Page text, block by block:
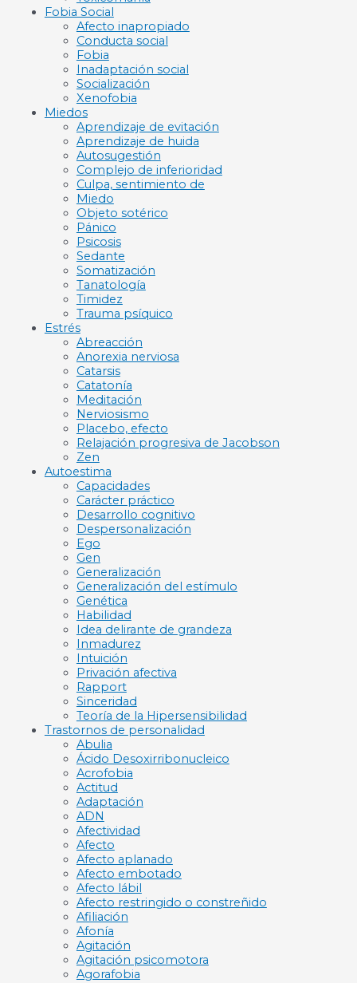
Fobia Social
Afecto inapropiado
Conducta social
Fobia
Inadaptación social
Socialización
Xenofobia
Miedos
Aprendizaje de evitación
Aprendizaje de huida
Autosugestión
Complejo de inferioridad
Culpa, sentimiento de
Miedo
Objeto sotérico
Pánico
Psicosis
Sedante
Somatización
Tanatología
Timidez
Trauma psíquico
Estrés
Abreacción
Anorexia nerviosa
Catarsis
Catatonía
Meditación
Nerviosismo
Placebo, efecto
Relajación progresiva de Jacobson
Zen
Autoestima
Capacidades
Carácter práctico
Desarrollo cognitivo
Despersonalización
Ego
Gen
Generalización
Generalización del estímulo
Genética
Habilidad
Idea delirante de grandeza
Inmadurez
Intuición
Privación afectiva
Rapport
Sinceridad
Teoría de la Hipersensibilidad
Trastornos de personalidad
Abulia
Ácido Desoxirribonucleico
Acrofobia
Actitud
Adaptación
ADN
Afectividad
Afecto
Afecto aplanado
Afecto embotado
Afecto lábil
Afecto restringido o constreñido
Afiliación
Afonía
Agitación
Agitación psicomotora
Agorafobia